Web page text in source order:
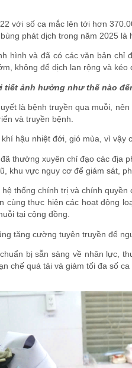
với số ca mắc lên tới hơn
phát dịch trong năm 2025 là
hình và đã có các văn bản
không để dịch lan rộng và kéo
tiết ảnh hưởng như thế nào
là bệnh truyền qua muỗi,
và truyền bệnh.
hậu nhiệt đới, gió mùa, vì
thường xuyên chỉ đạo các địa
khu vực nguy cơ để giám sát,
thống chính trị và chính
cùng thực hiện các hoạt động
tại cộng đồng.
tăng cường tuyên truyền để
bị sẵn sàng về nhân lực,
chế quá tải và giảm tối đa số ca